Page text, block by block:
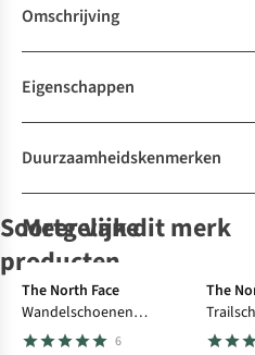
Omschrijving
Eigenschappen
Duurzaamheidskenmerken
Soortgelijke
producten
Après-Ski
Laarzen
-30%
Sorel
Après-Ski
Laarzen
Sorel Après-Ski
Laarzen
ANTARCTICA
Après-Ski
Meer van dit merk
Gore-Tex
The North Face
Wandelschoenen
Hedgehog Mid Gore-Tex
6
The
Tr